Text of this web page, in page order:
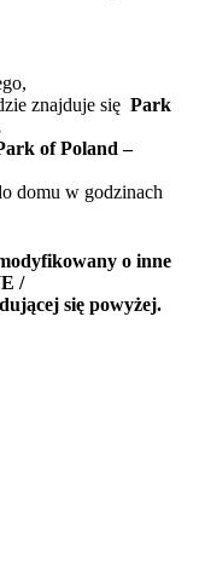
znajduje się Park
of Poland –
domu w godzinach
o inne
/
się powyżej.